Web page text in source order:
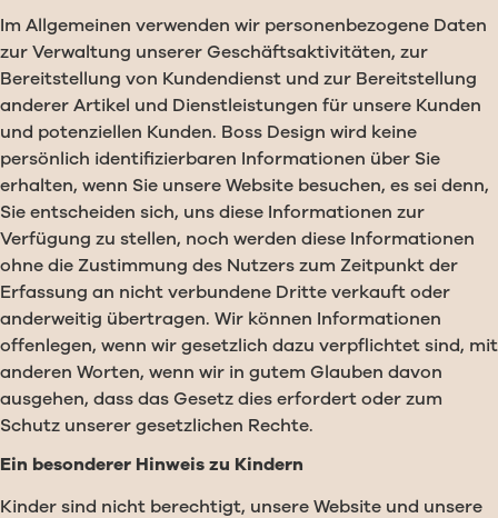
Im Allgemeinen verwenden wir personenbezogene Daten
zur Verwaltung unserer Geschäftsaktivitäten, zur
Bereitstellung von Kundendienst und zur Bereitstellung
anderer Artikel und Dienstleistungen für unsere Kunden
und potenziellen Kunden. Boss Design wird keine
persönlich identifizierbaren Informationen über Sie
erhalten, wenn Sie unsere Website besuchen, es sei denn,
Sie entscheiden sich, uns diese Informationen zur
Verfügung zu stellen, noch werden diese Informationen
ohne die Zustimmung des Nutzers zum Zeitpunkt der
Erfassung an nicht verbundene Dritte verkauft oder
anderweitig übertragen. Wir können Informationen
offenlegen, wenn wir gesetzlich dazu verpflichtet sind, mit
anderen Worten, wenn wir in gutem Glauben davon
ausgehen, dass das Gesetz dies erfordert oder zum
Schutz unserer gesetzlichen Rechte.
Ein besonderer Hinweis zu Kindern
Kinder sind nicht berechtigt, unsere Website und unsere